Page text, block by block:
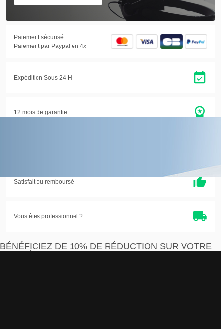
Paiement sécurisé
Paiement par Paypal en 4x
Expédition Sous 24 H
12 mois de garantie
Satisfait ou remboursé
Vous êtes professionnel ?
BÉNÉFICIEZ DE 10% DE RÉDUCTION SUR VOTRE